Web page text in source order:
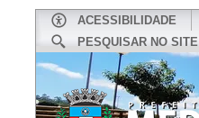
ACESSIBILIDADE
PESQUISAR NO SITE